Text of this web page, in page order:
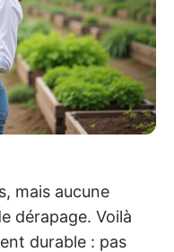
mais aucune
dérapage. Voilà
durable : pas